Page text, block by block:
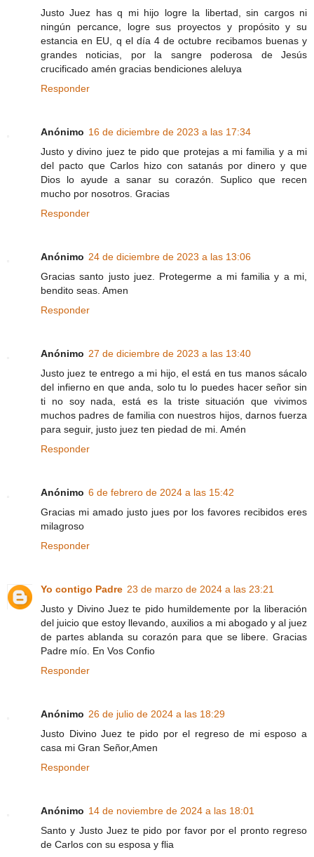
Justo Juez has q mi hijo logre la libertad, sin cargos ni
ningún percance, logre sus proyectos y propósito y su
estancia en EU, q el día 4 de octubre recibamos buenas y
grandes noticias, por la sangre poderosa de Jesús
crucificado amén gracias bendiciones aleluya
Responder
Anónimo 16 de diciembre de 2023 a las 17:34
Justo y divino juez te pido que protejas a mi familia y a mi
del pacto que Carlos hizo con satanás por dinero y que
Dios lo ayude a sanar su corazón. Suplico que recen
mucho por nosotros. Gracias
Responder
Anónimo 24 de diciembre de 2023 a las 13:06
Gracias santo justo juez. Protegerme a mi familia y a mi,
bendito seas. Amen
Responder
Anónimo 27 de diciembre de 2023 a las 13:40
Justo juez te entrego a mi hijo, el está en tus manos sácalo
del infierno en que anda, solo tu lo puedes hacer señor sin
ti no soy nada, está es la triste situación que vivimos
muchos padres de familia con nuestros hijos, darnos fuerza
para seguir, justo juez ten piedad de mi. Amén
Responder
Anónimo 6 de febrero de 2024 a las 15:42
Gracias mi amado justo jues por los favores recibidos eres
milagroso
Responder
Yo contigo Padre 23 de marzo de 2024 a las 23:21
Justo y Divino Juez te pido humildemente por la liberación
del juicio que estoy llevando, auxilios a mi abogado y al juez
de partes ablanda su corazón para que se libere. Gracias
Padre mío. En Vos Confio
Responder
Anónimo 26 de julio de 2024 a las 18:29
Justo Divino Juez te pido por el regreso de mi esposo a
casa mi Gran Señor,Amen
Responder
Anónimo 14 de noviembre de 2024 a las 18:01
Santo y Justo Juez te pido por favor por el pronto regreso
de Carlos con su esposa y flia